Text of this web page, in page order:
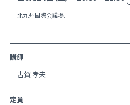
北九州国際会議場.
講師
古賀 孝夫
定員